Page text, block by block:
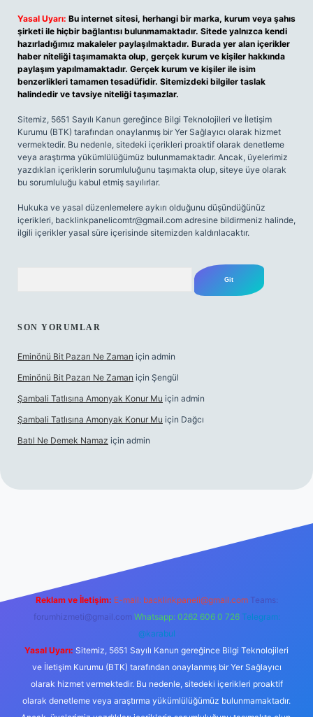
Yasal Uyarı: Bu internet sitesi, herhangi bir marka, kurum veya şahıs
şirketi ile hiçbir bağlantısı bulunmamaktadır. Sitede yalnızca kendi
hazırladığımız makaleler paylaşılmaktadır. Burada yer alan içerikler
haber niteliği taşımamakta olup, gerçek kurum ve kişiler hakkında
paylaşım yapılmamaktadır. Gerçek kurum ve kişiler ile isim
benzerlikleri tamamen tesadüfidir. Sitemizdeki bilgiler taslak
halindedir ve tavsiye niteliği taşımazlar.
Sitemiz, 5651 Sayılı Kanun gereğince Bilgi Teknolojileri ve İletişim
Kurumu (BTK) tarafından onaylanmış bir Yer Sağlayıcı olarak hizmet
vermektedir. Bu nedenle, sitedeki içerikleri proaktif olarak denetleme
veya araştırma yükümlülüğümüz bulunmamaktadır. Ancak, üyelerimiz
yazdıkları içeriklerin sorumluluğunu taşımakta olup, siteye üye olarak
bu sorumluluğu kabul etmiş sayılırlar.
Hukuka ve yasal düzenlemelere aykırı olduğunu düşündüğünüz
içerikleri, backlinkpanelicomtr@gmail.com adresine bildirmeniz halinde,
ilgili içerikler yasal süre içerisinde sitemizden kaldırılacaktır.
SON YORUMLAR
Eminönü Bit Pazarı Ne Zaman için admin
Eminönü Bit Pazarı Ne Zaman için Şengül
Şambali Tatlısına Amonyak Konur Mu için admin
Şambali Tatlısına Amonyak Konur Mu için Dağcı
Batıl Ne Demek Namaz için admin
Reklam ve İletişim: E-mail: backlinkpaneli@gmail.com Teams:
forumhizmeti@gmail.com Whatsapp: 0262 606 0 726 Telegram:
@karabul
Yasal Uyarı: Sitemiz, 5651 Sayılı Kanun gereğince Bilgi Teknolojileri
ve İletişim Kurumu (BTK) tarafından onaylanmış bir Yer Sağlayıcı
olarak hizmet vermektedir. Bu nedenle, sitedeki içerikleri proaktif
olarak denetleme veya araştırma yükümlülüğümüz bulunmamaktadır.